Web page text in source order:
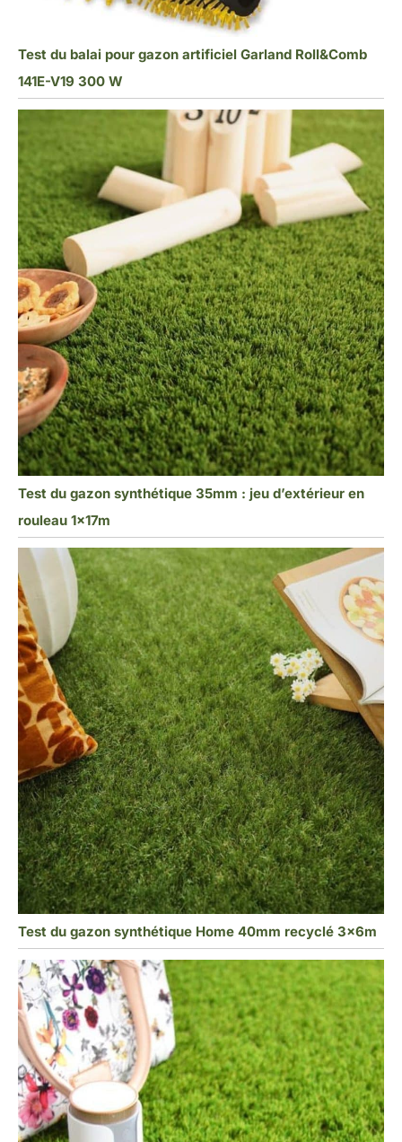
Test du balai pour gazon artificiel Garland Roll&Comb
141E-V19 300 W
Test du gazon synthétique 35mm : jeu d’extérieur en
rouleau 1x17m
Test du gazon synthétique Home 40mm recyclé 3x6m